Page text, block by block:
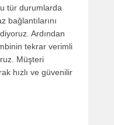
tür durumlarda
bağlantılarını
Ardından
tekrar verimli
Müşteri
hızlı ve güvenilir